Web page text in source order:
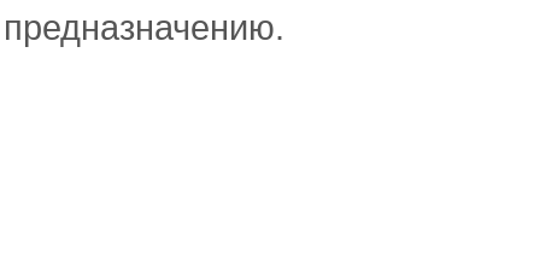
предназначению.